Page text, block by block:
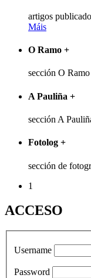
artigos
Máis
O Ramo +
sección O
A Pauliña +
sección A
Fotolog +
sección de
1
ACCESO
Username
Password